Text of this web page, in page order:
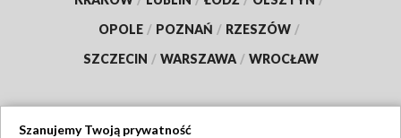
OPOLE / POZNAŃ / RZESZÓW /
SZCZECIN / WARSZAWA / WROCŁAW
Szanujemy Twoją prywatność